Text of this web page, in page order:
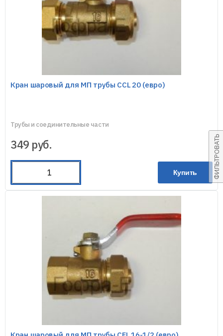
ФИЛЬТРОВАТЬ
Кран шаровый для МП трубы CCL 20 (евро)
Трубы и соединительные части
349 руб.
Купить